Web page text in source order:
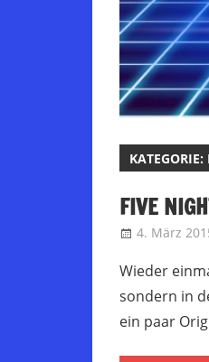
KATEGORIE:
FIVE
4. März
Wieder
sondern in
ein paar